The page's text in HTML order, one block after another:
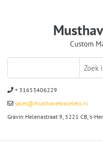
Custom
+ 31653406229
sales@musthavebracelets.nl
Gravin Helenastraat 9, 5221 CB, ‘s-